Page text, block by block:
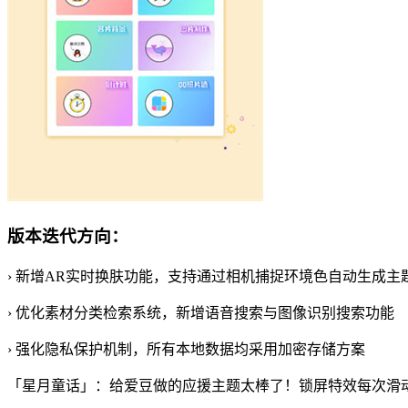
版本迭代方向：
› 新增AR实时换肤功能，支持通过相机捕捉环境色自动生成主
› 优化素材分类检索系统，新增语音搜索与图像识别搜索功能
› 强化隐私保护机制，所有本地数据均采用加密存储方案
「星月童话」：给爱豆做的应援主题太棒了！锁屏特效每次滑